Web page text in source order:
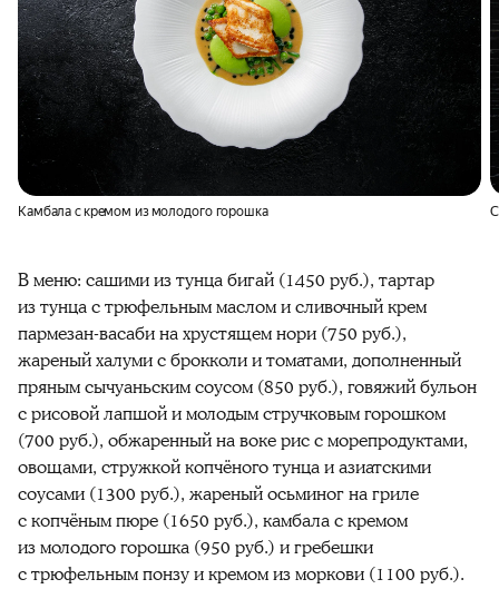
Камбала с кремом из молодого горошка
В меню: сашими из тунца бигай (1450 руб.), тартар
из тунца с трюфельным маслом и сливочный крем
пармезан-васаби на хрустящем нори (750 руб.),
жареный халуми с брокколи и томатами, дополненный
пряным сычуаньским соусом (850 руб.), говяжий бульон
с рисовой лапшой и молодым стручковым горошком
(700 руб.), обжаренный на воке рис с морепродуктами,
овощами, стружкой копчёного тунца и азиатскими
соусами (1300 руб.), жареный осьминог на гриле
с копчёным пюре (1650 руб.), камбала с кремом
из молодого горошка (950 руб.) и гребешки
с трюфельным понзу и кремом из моркови (1100 руб.).